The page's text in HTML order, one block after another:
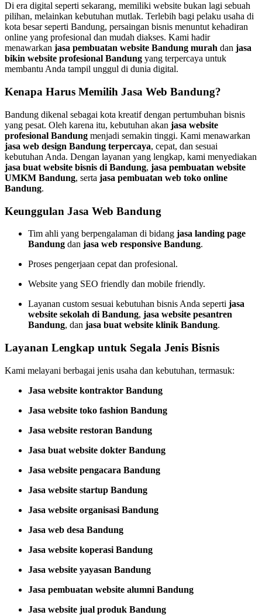
Di era digital seperti sekarang, memiliki website bukan lagi sebuah
pilihan, melainkan kebutuhan mutlak. Terlebih bagi pelaku usaha di
kota besar seperti Bandung, persaingan bisnis menuntut kehadiran
online yang profesional dan mudah diakses. Kami hadir
menawarkan jasa pembuatan website Bandung murah dan jasa
bikin website profesional Bandung yang terpercaya untuk
membantu Anda tampil unggul di dunia digital.
Kenapa Harus Memilih Jasa Web Bandung?
Bandung dikenal sebagai kota kreatif dengan pertumbuhan bisnis
yang pesat. Oleh karena itu, kebutuhan akan jasa website
profesional Bandung menjadi semakin tinggi. Kami menawarkan
jasa web design Bandung terpercaya, cepat, dan sesuai
kebutuhan Anda. Dengan layanan yang lengkap, kami menyediakan
jasa buat website bisnis di Bandung, jasa pembuatan website
UMKM Bandung, serta jasa pembuatan web toko online
Bandung.
Keunggulan Jasa Web Bandung
Tim ahli yang berpengalaman di bidang jasa landing page
Bandung dan jasa web responsive Bandung.
Proses pengerjaan cepat dan profesional.
Website yang SEO friendly dan mobile friendly.
Layanan custom sesuai kebutuhan bisnis Anda seperti jasa
website sekolah di Bandung, jasa website pesantren
Bandung, dan jasa buat website klinik Bandung.
Layanan Lengkap untuk Segala Jenis Bisnis
Kami melayani berbagai jenis usaha dan kebutuhan, termasuk:
Jasa website kontraktor Bandung
Jasa website toko fashion Bandung
Jasa website restoran Bandung
Jasa buat website dokter Bandung
Jasa website pengacara Bandung
Jasa website startup Bandung
Jasa website organisasi Bandung
Jasa web desa Bandung
Jasa website koperasi Bandung
Jasa website yayasan Bandung
Jasa pembuatan website alumni Bandung
Jasa website jual produk Bandung